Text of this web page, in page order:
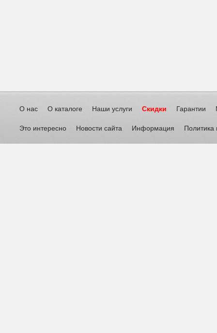
О нас О каталоге Наши услуги Скидки Гарантии
Это интересно Новости сайта Информация Политика